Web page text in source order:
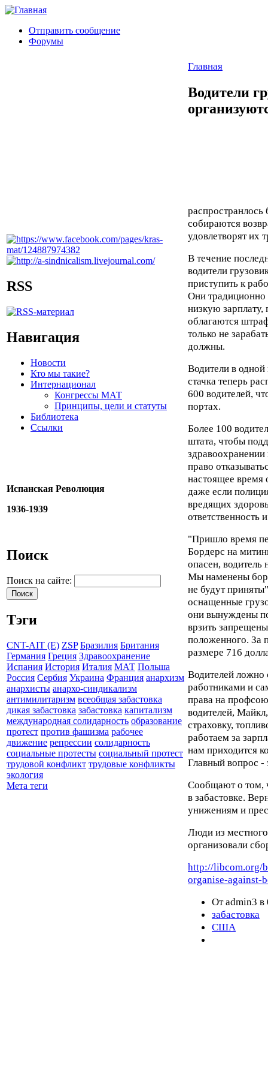
Отправить сообщение
Форумы
RSS
Навигация
Новости
Кто мы такие?
Интернационал
Конгрессы МАТ
Принципы, цели и статуты
Библиотека
Ссылки
Испанская Революция
1936-1939
Поиск
Поиск на сайте:
Тэги
CNT-AIT (E) ZSP Бразилия Британия
Германия Греция Здравоохранение
Испания История Италия МАТ Польша
Россия Сербия Украина Франция анархизм
анархисты анархо-синдикализм
антимилитаризм всеобщая забастовка
дикая забастовка забастовка капитализм
международная солидарность образование
протест против фашизма рабочее
движение репрессии солидарность
социальные протесты социальный протест
трудовой конфликт трудовые конфликты
экология
Мета теги
Главная
Водители
собираются
удовлетворят их
В течение
водители
приступить к
Они традиционно
низкую зарплату,
облагаются
только не
должны.
Водители в
стачка теперь
600 водителей,
портах.
Более 100
штата, чтобы
здравоохранении
право
настоящее время
даже если
вредящих
"Пришло время
Бордерс на
опасен, водитель
Мы наменены
не будут
оснащенные
они вынуждены
врзить
положенного. За
размере 716
Водителей ложно
работниками и
права на
водителей,
страховку,
работаем за
нам приходится
Главный вопрос -
Сообщают о том,
в забастовке.
унижениям и
Люди из
организовали
http://libcom.org/
organise-against-
От admin3
забастовка
США